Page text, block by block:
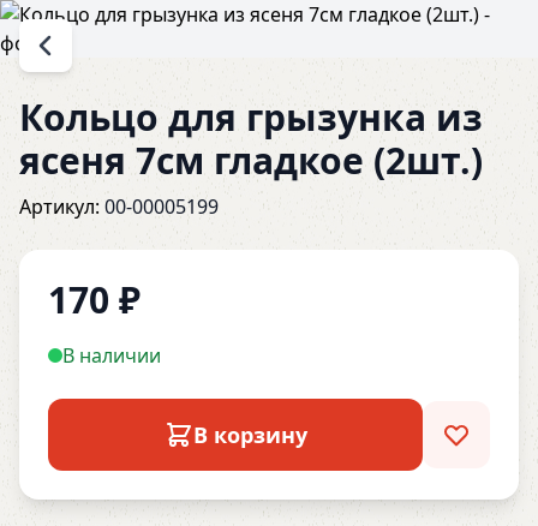
Кольцо для грызунка из
ясеня 7см гладкое (2шт.)
Артикул: 00-00005199
170 ₽
В наличии
В корзину